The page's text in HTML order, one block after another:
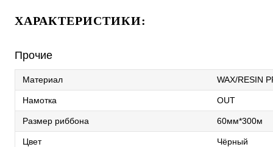
ХАРАКТЕРИСТИКИ:
Прочие
Материал WAX/RESIN
Намотка OUT
Размер риббона 60мм*300м
Цвет Чёрный